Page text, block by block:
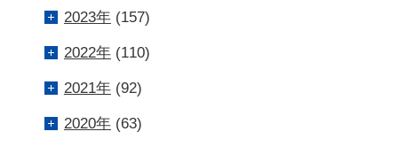
2023年(157)
2022年(110)
2021年(92)
2020年(63)